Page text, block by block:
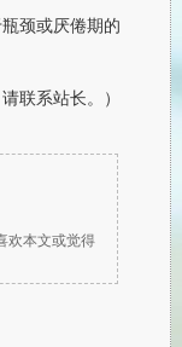
颈或厌倦期的
联系站长。）
欢本文或觉得